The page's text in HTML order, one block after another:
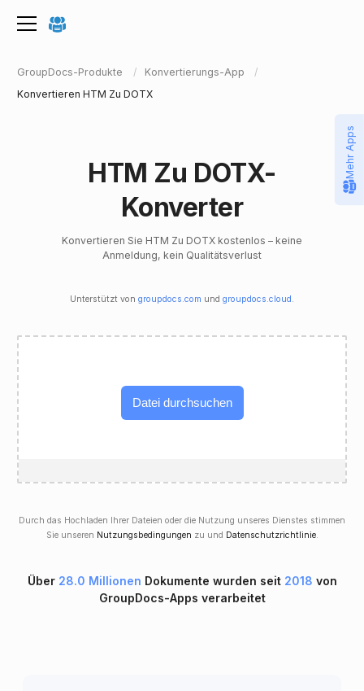
GroupDocs-Produkte
Konvertierungs-App
Konvertieren HTM Zu DOTX
HTM Zu DOTX-
Konverter
Konvertieren Sie HTM Zu DOTX kostenlos – keine
Anmeldung, kein Qualitätsverlust
Unterstützt von groupdocs.com und groupdocs.cloud .
Datei durchsuchen
Durch das Hochladen Ihrer Dateien oder die Nutzung unseres Dienstes stimmen
Sie unseren Nutzungsbedingungen zu und Datenschutzrichtlinie.
Über 28.0 Millionen Dokumente wurden seit 2018 von
GroupDocs-Apps verarbeitet
Mehr Apps